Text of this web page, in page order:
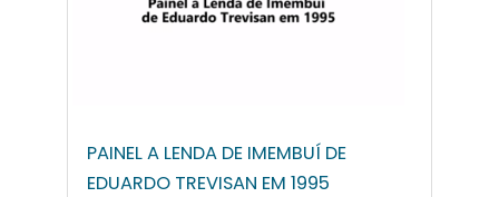
PAINEL A LENDA DE IMEMBUÍ DE
EDUARDO TREVISAN EM 1995